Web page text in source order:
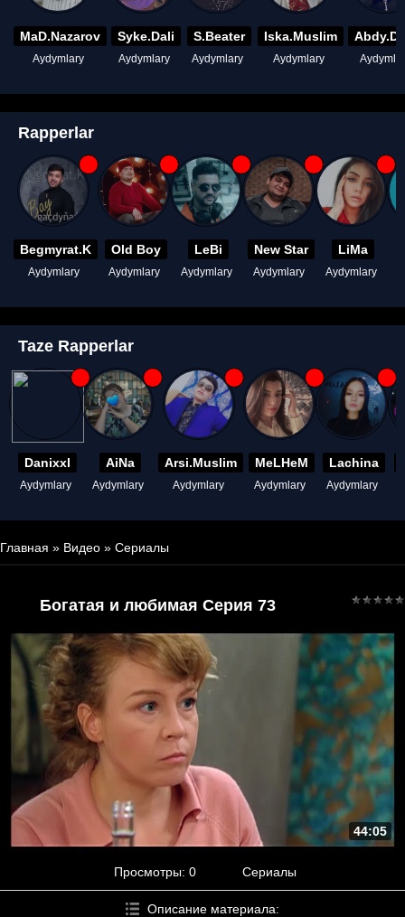
MaD.Nazarov
Aydymlary
Syke.Dali
Aydymlary
S.Beater
Aydymlary
Iska.Muslim
Aydymlary
Rapperlar
Begmyrat.K
Aydymlary
Old Boy
Aydymlary
LeBi
Aydymlary
New Star
Aydymlary
LiMa
Aydymlary
Taze Rapperlar
Danixxl
Aydymlary
AiNa
Aydymlary
Arsi.Muslim
Aydymlary
MeLHeM
Aydymlary
Lachina
Aydymlary
Главная » Видео » Сериалы
Богатая и любимая Серия 73
44:05
Просмотры: 0 Сериалы
Описание материала: